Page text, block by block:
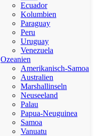
Ecuador
Kolumbien
Paraguay
Peru
Uruguay
Venezuela
Ozeanien
Amerikanisch-Samoa
Australien
Marshallinseln
Neuseeland
Palau
Papua-Neuguinea
Samoa
Vanuatu